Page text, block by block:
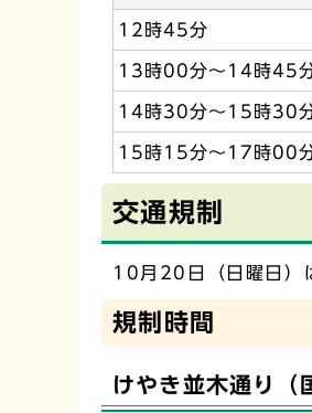
12時45分
13時00分～14時45
14時30分～15時30
15時15分～17時00
交通規制
10月20日（日曜日）
規制時間
けやき並木通り（